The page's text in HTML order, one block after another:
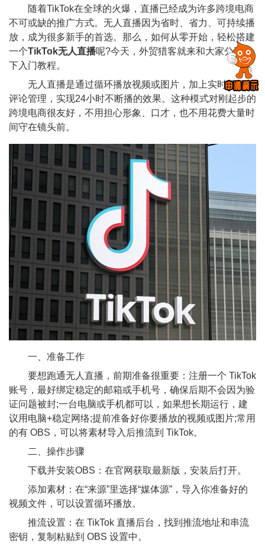
随着TikTok在全球的火爆，直播已经成为许多跨境电商
不可或缺的推广方式。无人直播因为省时、省力、可持续播
放，成为很多新手的首选。那么，如何从零开始，轻松搭建
一个TikTok无人直播呢?今天，外贸猎客就来和大家分享一
下入门教程。
无人直播是通过循环播放视频或图片，加上实时互动、
评论管理，实现24小时不断播的效果。这种模式对刚起步的
跨境电商很友好，不用担心形象、口才，也不用花费大量时
间守在镜头前。
一、准备工作
要想跑通无人直播，前期准备很重要：注册一个 TikTok
账号，最好绑定稳定的邮箱或手机号，确保后期不会因为验
证问题被封;一台电脑或手机都可以，如果想长期运行，建
议用电脑+稳定网络;提前准备好你要播放的视频或图片;常用
的有 OBS，可以将素材导入后推流到 TikTok。
二、操作步骤
下载并安装OBS：在官网获取最新版，安装后打开。
添加素材：在“来源”里选择“媒体源”，导入你准备好的
视频文件，可以设置循环播放。
推流设置：在 TikTok 直播后台，找到推流地址和串流
密钥，复制粘贴到 OBS 设置中。